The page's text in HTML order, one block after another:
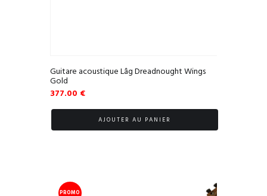
Guitare acoustique Lâg Dreadnought Wings
Gold
377.00 €
AJOUTER AU PANIER
PROMO